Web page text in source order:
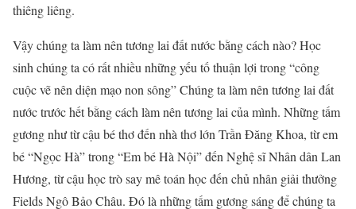
thiêng liêng.
Vậy chúng ta làm nên tương lai đất nước bằng cách nào? Học
sinh chúng ta có rất nhiều những yếu tố thuận lợi trong “công
cuộc vẽ nên diện mạo non sông” Chúng ta làm nên tương lai đất
nước trước hết bằng cách làm nên tương lai của mình. Những tấm
gương như từ cậu bé thơ đến nhà thơ lớn Trần Đăng Khoa, từ em
bé “Ngọc Hà” trong “Em bé Hà Nội” đến Nghệ sĩ Nhân dân Lan
Hương, từ cậu học trò say mê toán học đến chủ nhân giải thưởng
Fields Ngô Bảo Châu. Đó là những tấm gương sáng để chúng ta